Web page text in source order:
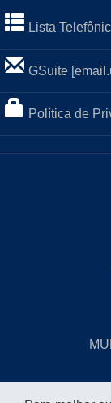
Lista
GSuite
Política de